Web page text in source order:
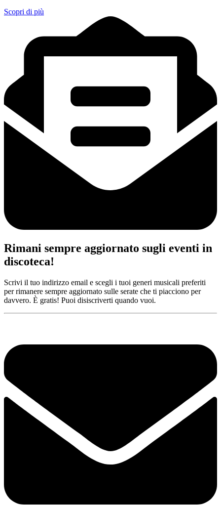
Scopri di più
Rimani sempre aggiornato sugli eventi in
discoteca!
Scrivi il tuo indirizzo email e scegli i tuoi generi musicali preferiti
per rimanere sempre aggiornato sulle serate che ti piacciono per
davvero. È gratis! Puoi disiscriverti quando vuoi.